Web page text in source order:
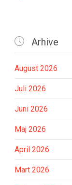
 Arhive
August 2026
Juli 2026
Juni 2026
Maj 2026
April 2026
Mart 2026